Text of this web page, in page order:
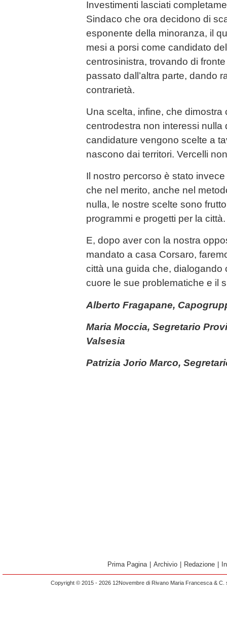
Investimenti lasciati
Sindaco che ora decidono di
esponente della minoranza, il
mesi a porsi come candidato
centrosinistra, trovando di
passato dall’altra parte, dando
contrarietà.
Una scelta, infine, che dimostra
centrodestra non interessi nulla
candidature vengono scelte a
nascono dai territori. Vercelli
Il nostro percorso è stato
che nel merito, anche nel
nulla, le nostre scelte sono
programmi e progetti per la città.
E, dopo aver con la nostra
mandato a casa Corsaro,
città una guida che, dialogando
cuore le sue problematiche e il
Alberto Fragapane,
Maria Moccia, Segretario
Valsesia
Patrizia Jorio Marco,
Prima Pagina Archivio Redazione
Copyright © 2015 - 2026 12Novembre di Rivano Maria Francesca &